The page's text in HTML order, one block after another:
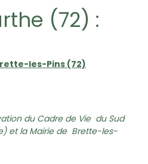
(72) :
les-Pins (72)
du Cadre de Vie du Sud
et la Mairie de Brette-les-